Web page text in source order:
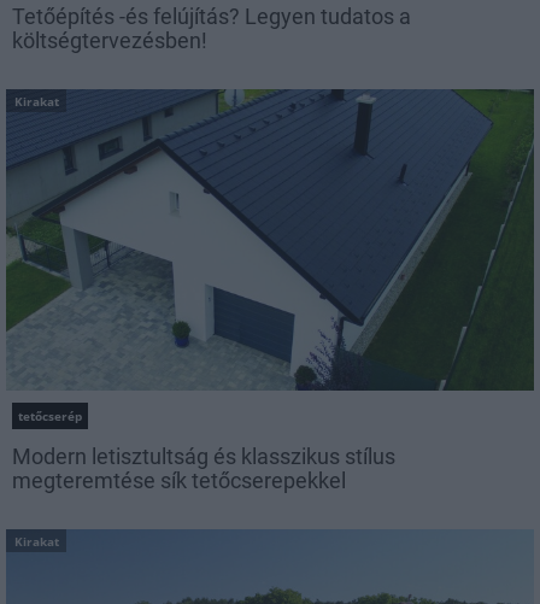
Tetőépítés -és felújítás? Legyen tudatos a
költségtervezésben!
Kirakat
tetőcserép
Modern letisztultság és klasszikus stílus
megteremtése sík tetőcserepekkel
Kirakat